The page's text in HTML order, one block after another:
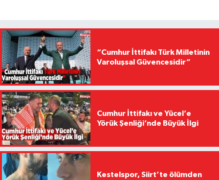
“Cumhur İttifakı Türk Milletinin
Varoluşsal Güvencesidir”
Cumhur İttifakı ve Yücel’e
Yörük Şenliği’nde Büyük İlgi
Kestelspor, Siirt’te ölümden